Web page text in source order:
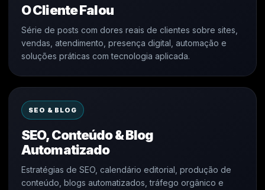
O Cliente Falou
Série de posts com dores reais de clientes sobre sites,
vendas, atendimento, presença digital, automação e
soluções práticas com tecnologia aplicada.
SEO & BLOG
SEO, Conteúdo & Blog
Automatizado
Estratégias de SEO, calendário editorial, produção de
conteúdo, blogs automatizados, tráfego orgânico e